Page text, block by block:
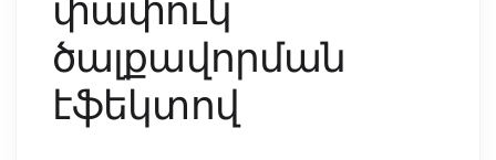
ծալքավորման
էֆեկտով